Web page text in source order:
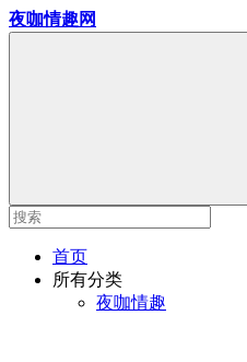
夜咖情趣网
首页
所有分类
夜咖情趣